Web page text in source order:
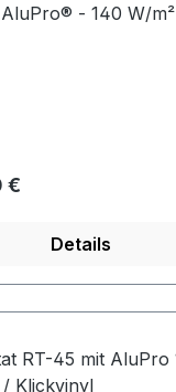
- 140 W/m²
€
Details